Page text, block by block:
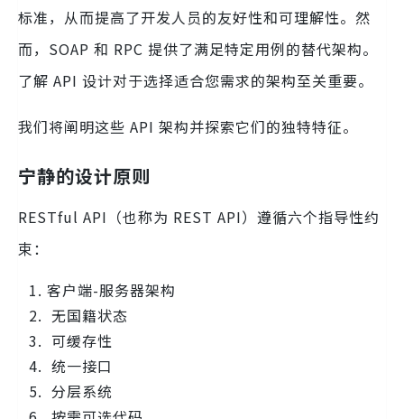
标准，从而提高了开发人员的友好性和可理解性。然
而，SOAP 和 RPC 提供了满足特定用例的替代架构。
了解 API 设计对于选择适合您需求的架构至关重要。
我们将阐明这些 API 架构并探索它们的独特特征。
宁静的设计原则
RESTful API（也称为 REST API）遵循六个指导性约
束：
客户端-服务器架构
无国籍状态
可缓存性
统一接口
分层系统